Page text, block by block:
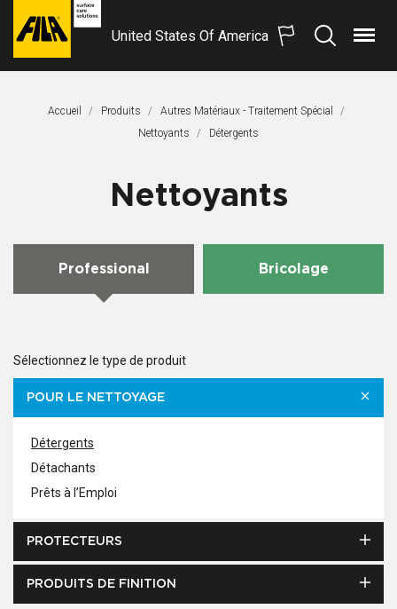
FILA
United States Of America
Recherche
Menu
Accueil Produits
Autres Matériaux - Traitement Spécial
Nettoyants
Page Actuelle:
Détergents
Nettoyants
Professional Bricolage
Sélectionnez le type de produit
POUR LE NETTOYAGE
Détergents
Détachants
Prêts à l’Emploi
PROTECTEURS
PRODUITS DE FINITION